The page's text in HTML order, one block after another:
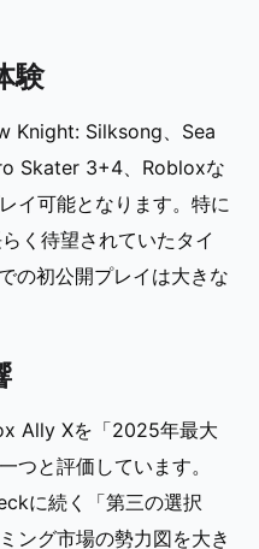
験
Knight: Silksong、Sea
Skater 3+4、Robloxな
イ可能となります。特に
く待望されていたタイ
の初公開プレイは大きな
Ally Xを「2025年最大
つと評価しています。
に続く「第三の選択
ング市場の勢力図を大き